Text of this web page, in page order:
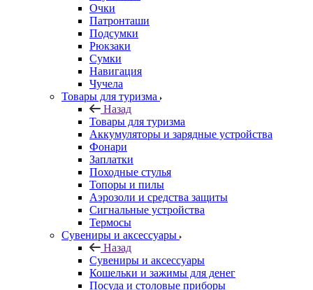
Очки
Патронташи
Подсумки
Рюкзаки
Сумки
Навигация
Чучела
Товары для туризма
Назад
Товары для туризма
Аккумуляторы и зарядные устройства
Фонари
Заплатки
Походные стулья
Топоры и пилы
Аэрозоли и средства защиты
Сигнальные устройства
Термосы
Сувениры и аксессуары
Назад
Сувениры и аксессуары
Кошельки и зажимы для денег
Посуда и столовые приборы